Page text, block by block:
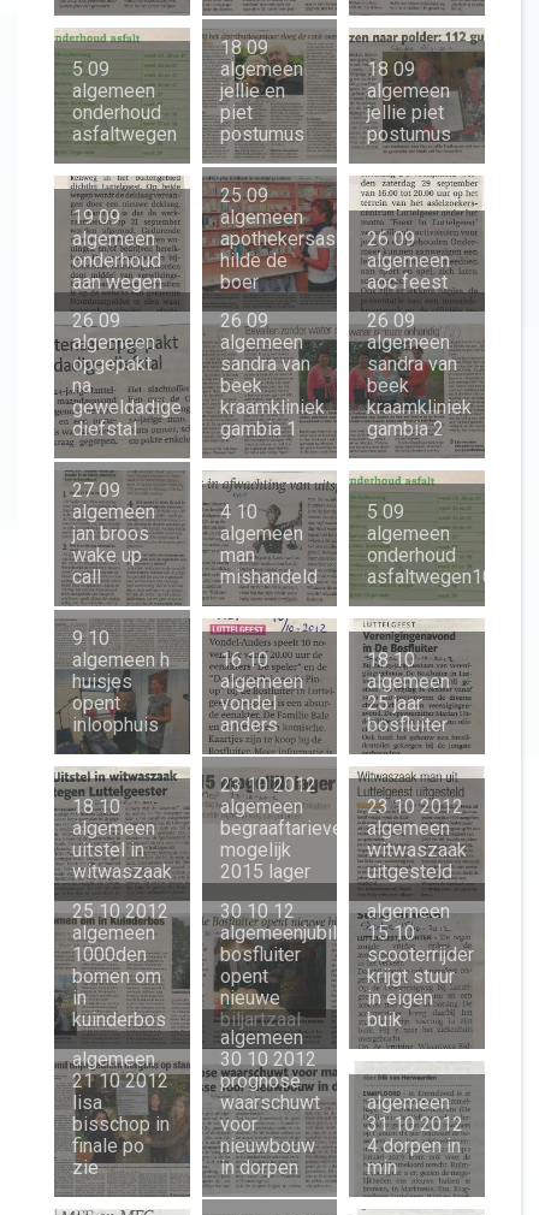
5 09
algemeen
onderhoud
asfaltwegen
18 09
algemeen
jellie en
piet
postumus
18 09
algemeen
jellie piet
postumus
19 09
algemeen
onderhoud
aan wegen
25 09
algemeen
apothekersass
hilde de
boer
26 09
algemeen
aoc feest
26 09
algemeen
opgepakt
na
geweldadige
diefstal
26 09
algemeen
sandra van
beek
kraamkliniek
gambia 1
26 09
algemeen
sandra van
beek
kraamkliniek
gambia 2
27 09
algemeen
jan broos
wake up
call
4 10
algemeen
man
mishandeld
5 09
algemeen
onderhoud
asfaltwegen10
9 10
algemeen h
huisjes
opent
inloophuis
16 10
algemeen
vondel
anders
18 10
algemeen
25 jaar
bosfluiter
18 10
algemeen
uitstel in
witwaszaak
23 10 2012
algemeen
begraaftarieven
mogelijk
2015 lager
23 10 2012
algemeen
witwaszaak
uitgesteld
25 10 2012
algemeen
1000den
bomen om
in
kuinderbos
30 10 12
algemeenjubilerende
bosfluiter
opent
nieuwe
biljartzaal
algemeen
15 10
scooterrijder
krijgt stuur
in eigen
buik
algemeen
21 10 2012
lisa
bisschop in
finale po
zie
algemeen
30 10 2012
prognose
waarschuwt
voor
nieuwbouw
in dorpen
algemeen
31 10 2012
4 dorpen in
min